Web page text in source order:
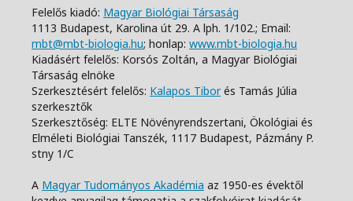
Felelős kiadó: Magyar Biológiai Társaság
1113 Budapest, Karolina út 29. A lph. 1/102.; Email:
mbt@mbt-biologia.hu; honlap: www.mbt-biologia.hu
Kiadásért felelős: Korsós Zoltán, a Magyar Biológiai
Társaság elnöke
Szerkesztésért felelős: Kalapos Tiborés Tamás Júlia
szerkesztők
Szerkesztőség: ELTE Növényrendszertani, Ökológiai és
Elméleti Biológiai Tanszék, 1117 Budapest, Pázmány P.
stny 1/C
A Magyar Tudományos Akadémia az 1950-es évektől